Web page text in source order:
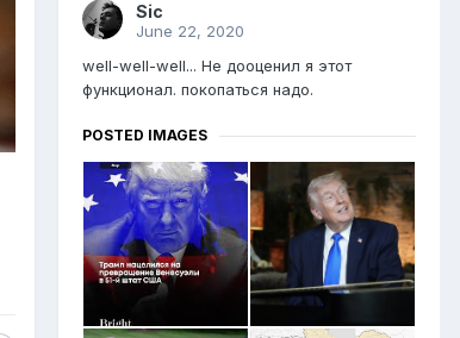
Sic
June 22, 2020
well-well-well... Не дооценил я этот
функционал. покопаться надо.
POSTED IMAGES